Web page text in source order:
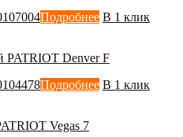
Подробнее В 1 клик
PATRIOT Denver F
Подробнее В 1 клик
Vegas 7